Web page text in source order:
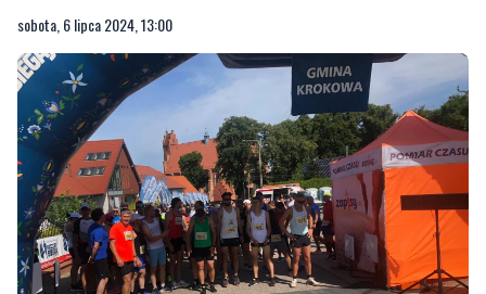
sobota, 6 lipca 2024, 13:00